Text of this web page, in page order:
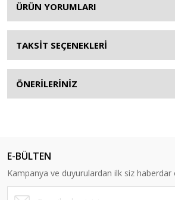
ÜRÜN YORUMLARI
TAKSİT SEÇENEKLERİ
ÖNERİLERİNİZ
E-BÜLTEN
Kampanya ve duyurulardan ilk siz haberdar